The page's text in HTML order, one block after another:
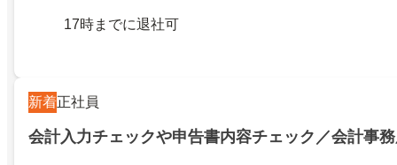
17時までに退社可
新着正社員
会計入力チェックや申告書内容チェック／会計事